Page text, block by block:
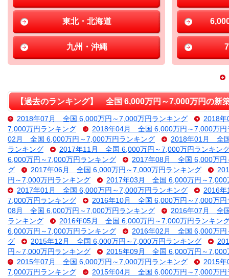
東北・北海道
九州・沖縄
【過去のランキング】 全国 6,000万円～7,000万円の新
2018年07月 全国 6,000万円～7,000万円ランキング
2018
7,000万円ランキング
2018年04月 全国 6,000万円～7,000万円
02月 全国 6,000万円～7,000万円ランキング
2018年01月 全
ランキング
2017年11月 全国 6,000万円～7,000万円ランキン
6,000万円～7,000万円ランキング
2017年08月 全国 6,000万円
グ
2017年06月 全国 6,000万円～7,000万円ランキング
円～7,000万円ランキング
2017年03月 全国 6,000万円～7,000
2017年01月 全国 6,000万円～7,000万円ランキング
2016
7,000万円ランキング
2016年10月 全国 6,000万円～7,000万円
08月 全国 6,000万円～7,000万円ランキング
2016年07月 全
ランキング
2016年05月 全国 6,000万円～7,000万円ランキン
6,000万円～7,000万円ランキング
2016年02月 全国 6,000万円
グ
2015年12月 全国 6,000万円～7,000万円ランキング
円～7,000万円ランキング
2015年09月 全国 6,000万円～7,000
2015年07月 全国 6,000万円～7,000万円ランキング
2015
7,000万円ランキング
2015年04月 全国 6,000万円～7,000万円